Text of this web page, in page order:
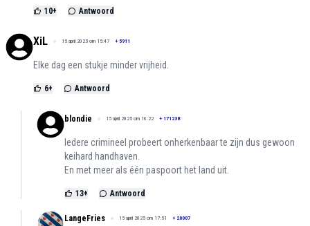
10+ Antwoord
XiL 15 april 2025 om 15:47 + 5911
Elke dag een stukje minder vrijheid.
6+ Antwoord
blondie 15 april 2025 om 16:22 + 171238
Iedere crimineel probeert onherkenbaar te zijn dus gewoon
keihard handhaven.
En met meer als één paspoort het land uit.
13+ Antwoord
LangeFries 15 april 2025 om 17:51 + 20007